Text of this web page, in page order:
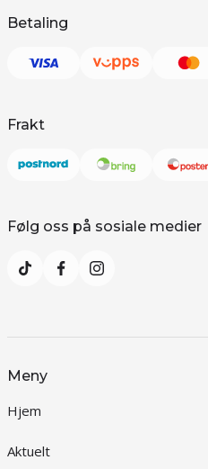
Betaling
Frakt
Følg oss på sosiale medier
Meny
Hjem
Aktuelt